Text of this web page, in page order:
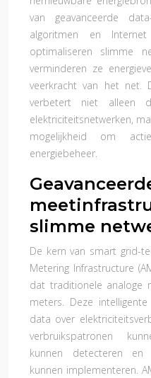
van geavanceerde
algoritmen en
optimaliseren slimme
verminderen ze
veerkracht van het net.
verbetert niet alleen
elektriciteitsnetwerken,
mogelijkheid om
energiebeheer.
slimme
De kern van smart grid-
Metering Infrastructure
dat traditionele analoge
meters. Deze
data over
verbruikspatronen
kunnen detecteren en
kunnen implementeren.